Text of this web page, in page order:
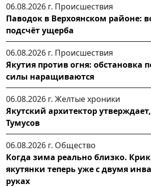
06.08.2026 г. Происшествия
Паводок в Верхоянском районе:
подсчёт ущерба
06.08.2026 г. Происшествия
Якутия против огня: обстановка
силы наращиваются
06.08.2026 г. Желтые хроники
Якутский архитектор
Тумусов
06.08.2026 г. Общество
Когда зима реально близко.
якутянки теперь уже с двумя
руках